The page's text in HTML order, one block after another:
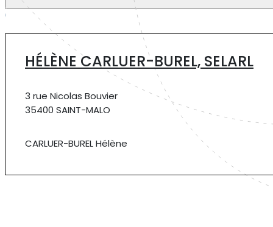
HÉLÈNE CARLUER-BUREL, SELARL
3 rue Nicolas Bouvier
35400 SAINT-MALO
CARLUER-BUREL Hélène